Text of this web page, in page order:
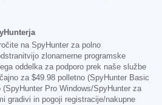
na SpyHunter za polno
zlonamerne programske
oddelka za podporo prek naše službe
za $49.98 polletno (SpyHunter Basic
(SpyHunter Pro Windows/SpyHunter za
gradivi in pogoji registracije/nakupne